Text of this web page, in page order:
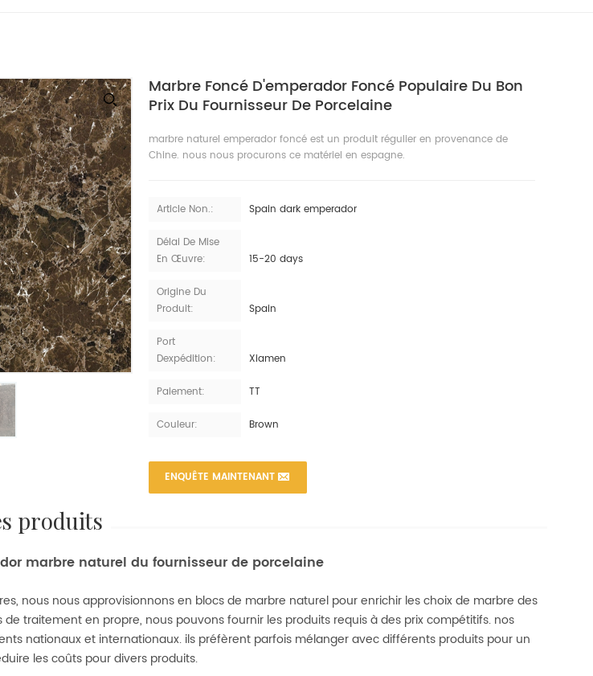
Marbre Foncé D'emperador Foncé Populaire Du Bon
Prix Du Fournisseur De Porcelaine
marbre naturel emperador foncé est un produit régulier en provenance de
Chine. nous nous procurons ce matériel en espagne.
Article Non.: Spain dark emperador
Délai De Mise
En Œuvre:
15-20 days
Origine Du
Produit:
Spain
Port
Dexpédition:
Xiamen
Paiement: TT
Couleur: Brown
ENQUÊTE MAINTENANT
produits
marbre naturel du fournisseur de porcelaine
nous nous approvisionnons en blocs de marbre naturel pour enrichir les choix de marbre des
traitement en propre, nous pouvons fournir les produits requis à des prix compétitifs. nos
nationaux et internationaux. ils préfèrent parfois mélanger avec différents produits pour un
les coûts pour divers produits.